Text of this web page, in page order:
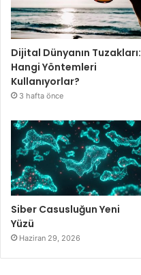
Dijital Dünyanın Tuzakları:
Hangi Yöntemleri
Kullanıyorlar?
3 hafta önce
Siber Casusluğun Yeni
Yüzü
Haziran 29, 2026